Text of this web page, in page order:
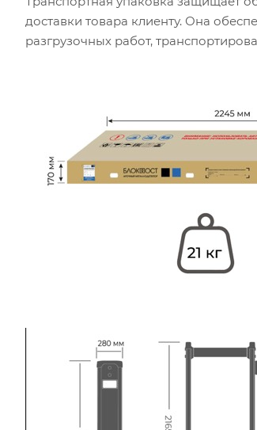
доставки товара клиенту. Она
разгрузочных работ,